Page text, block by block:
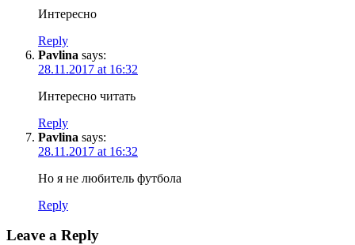
Интересно
Reply
Pavlina says:
28.11.2017 at 16:32
Интересно читать
Reply
Pavlina says:
28.11.2017 at 16:32
Но я не любитель футбола
Reply
Leave a Reply